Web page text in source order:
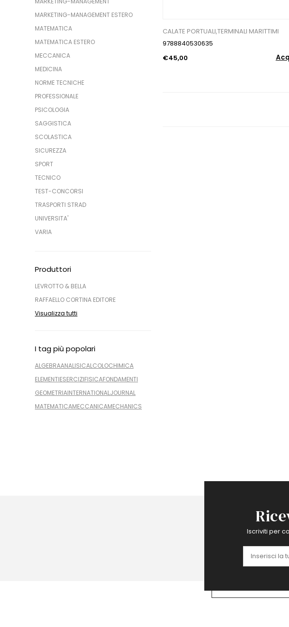
MARKETING-MANAGEMENT ESTERO
MATEMATICA
MATEMATICA ESTERO
MECCANICA
MEDICINA
NORME TECNICHE
PROFESSIONALE
PSICOLOGIA
SAGGISTICA
SCOLASTICA
SICUREZZA
SPORT
TECNICO
TEST-CONCORSI
TRASPORTI STRAD
UNIVERSITA'
VARIA
Produttori
LEVROTTO & BELLA
RAFFAELLO CORTINA EDITORE
Visualizza tutti
I tag più popolari
ALGEBRAANALISICALCOLOCHIMICA
ELEMENTIESERCIZIFISICAFONDAMENTI
GEOMETRIAINTERNATIONALJOURNAL
MATEMATICAMECCANICAMECHANICS
CALATE PORTUALI,TERMINALI MARITTIMI
9788840530635
€45,00
Iscriviti per